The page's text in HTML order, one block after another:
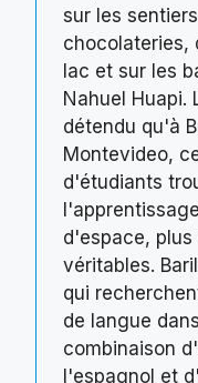
sur les
chocolateries,
lac et sur les
Nahuel Huapi.
détendu qu'à
Montevideo,
d'étudiants
d'espace,
véritables.
qui
de langue
combinaison
l'espagnol et